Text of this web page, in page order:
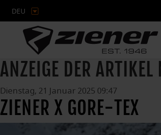
DEU
ANZEIGE DER
Dienstag, 21 Januar 2025 09:47
ZIENER X GORE-TEX